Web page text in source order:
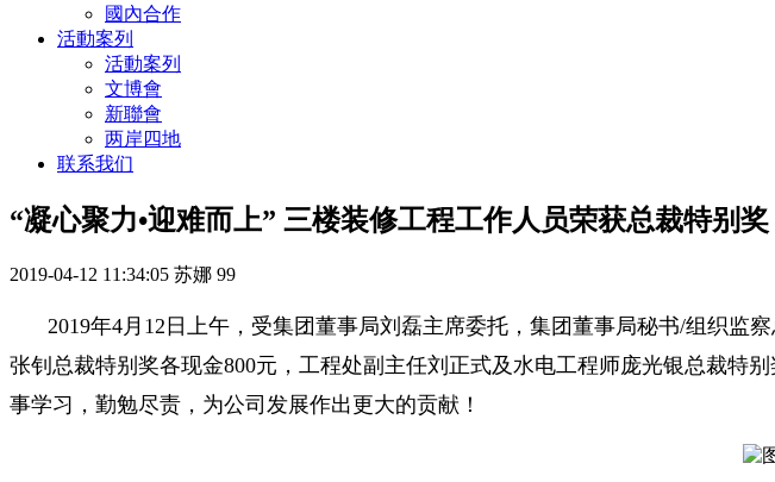
國內合作
活動案列
活動案列
文博會
新聯會
两岸四地
联系我们
“凝心聚力•迎难而上” 三楼装修工程工作人员荣获总裁特别奖
2019-04-12 11:34:05 苏娜 99
2019年4月12日上午，受集团董事局刘磊主席委托，集团董事局秘书/组织
张钊总裁特别奖各现金800元，工程处副主任刘正式及水电工程师庞光银总裁特
事学习，勤勉尽责，为公司发展作出更大的贡献！